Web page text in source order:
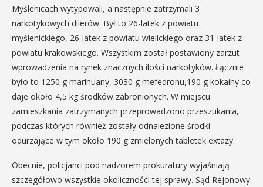
Myślenicach wytypowali, a następnie zatrzymali 3
narkotykowych dilerów. Był to 26-latek z powiatu
myślenickiego, 26-latek z powiatu wielickiego oraz 31-latek z
powiatu krakowskiego. Wszystkim został postawiony zarzut
wprowadzenia na rynek znacznych ilości narkotyków. Łącznie
było to 1250 g marihuany, 3030 g mefedronu,190 g kokainy co
daje około 4,5 kg środków zabronionych. W miejscu
zamieszkania zatrzymanych przeprowadzono przeszukania,
podczas których również zostały odnalezione środki
odurzające w tym około 190 g zmielonych tabletek extazy.
Obecnie, policjanci pod nadzorem prokuratury wyjaśniają
szczegółowo wszystkie okoliczności tej sprawy. Sąd Rejonowy